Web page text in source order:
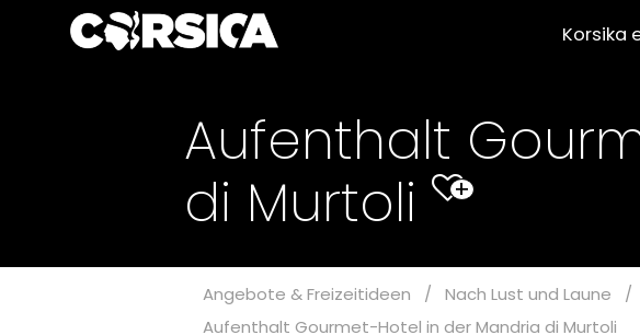
Korsika
Aufenthalt
di Murtoli
+
Angebote & Freizeitideen / Nach Lust und Laune /
Aufenthalt Gourmet-Hotel in der Mandria di Murtoli